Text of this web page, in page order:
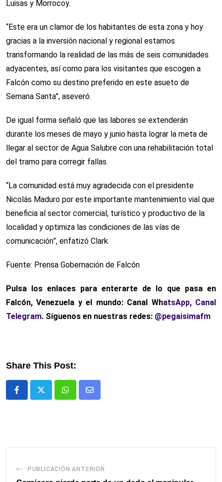
Luisas y Morrocoy.
“Este era un clamor de los habitantes de esta zona y hoy
gracias a la inversión nacional y regional estamos
transformando la realidad de las más de seis comunidades
adyacentes, así como para los visitantes que escogen a
Falcón como su destino preferido en este asueto de
Semana Santa”, aseveró.
De igual forma señaló que las labores se extenderán
durante los meses de mayo y junio hasta lograr la meta de
llegar al sector de Agua Salubre con una rehabilitación total
del tramo para corregir fallas.
“La comunidad está muy agradecida con el presidente
Nicolás Maduro por este importante mantenimiento vial que
beneficia al sector comercial, turístico y productivo de la
localidad y optimiza las condiciones de las vías de
comunicación”, enfatizó Clark.
Fuente: Prensa Gobernación de Falcón
Pulsa los enlaces para enterarte de lo que pasa en
Falcón, Venezuela y el mundo: Canal WhatsApp, Canal
Telegram. Síguenos en nuestras redes: @pegaisimafm
Share This Post:
WhatsappComparte
PUBLICACIÓN ANTERIOR